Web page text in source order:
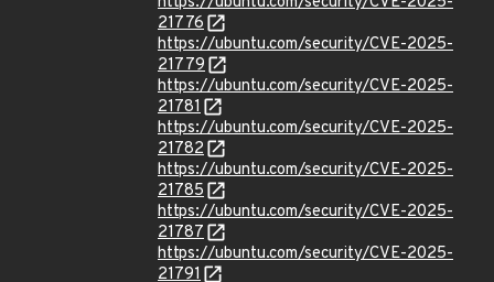
21776
https://ubuntu.com/security/CVE-2025-
21779
https://ubuntu.com/security/CVE-2025-
21781
https://ubuntu.com/security/CVE-2025-
21782
https://ubuntu.com/security/CVE-2025-
21785
https://ubuntu.com/security/CVE-2025-
21787
https://ubuntu.com/security/CVE-2025-
21791